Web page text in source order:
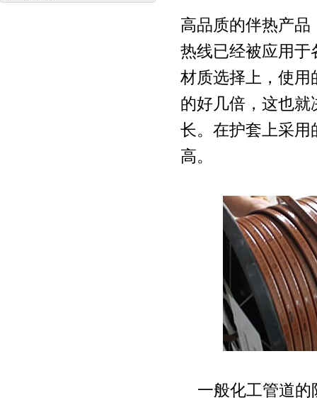
高品质的伴热产
热线已经被应用于
材质选择上，使用
的好几倍，这也
长。在护套上采用
高。
一般化工管道的